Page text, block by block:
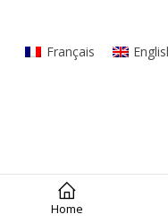
Home
Français